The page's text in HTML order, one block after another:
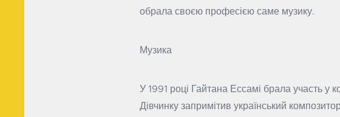
обрала своєю професією саме музику.
Музика
У 1991 році Гайтана Ессамі брала участь у
Дівчинку запримітив український